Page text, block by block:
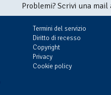
Problemi? Scrivi una
Termini del servizio
Diritto di recesso
Copyright
Privacy
Cookie policy